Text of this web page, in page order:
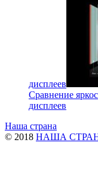
дисплеев
Сравнение
дисплеев
Наша страна
© 2018 НАША